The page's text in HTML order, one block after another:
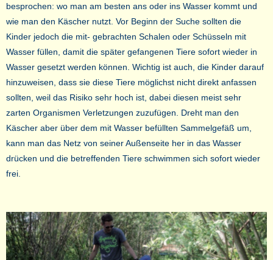
besprochen: wo man am besten ans oder ins Wasser kommt und
wie man den Käscher nutzt. Vor Beginn der Suche sollten die
Kinder jedoch die mit- gebrachten Schalen oder Schüsseln mit
Wasser füllen, damit die später gefangenen Tiere sofort wieder in
Wasser gesetzt werden können. Wichtig ist auch, die Kinder darauf
hinzuweisen, dass sie diese Tiere möglichst nicht direkt anfassen
sollten, weil das Risiko sehr hoch ist, dabei diesen meist sehr
zarten Organismen Verletzungen zuzufügen. Dreht man den
Käscher aber über dem mit Wasser befüllten Sammelgefäß um,
kann man das Netz von seiner Außenseite her in das Wasser
drücken und die betreffenden Tiere schwimmen sich sofort wieder
frei.